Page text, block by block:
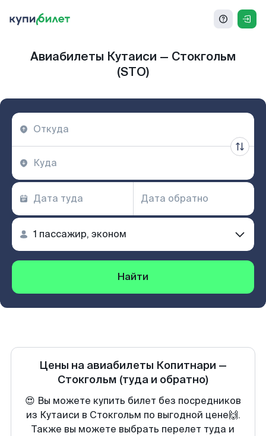
Авиабилеты Кутаиси — Стокгольм
(STO)
Найти
Цены на авиабилеты Копитнари —
Стокгольм (туда и обратно)
😍 Вы можете купить билет без посредников
из Кутаиси в Стокгольм по выгодной цене🙌.
Также вы можете выбрать перелет туда и